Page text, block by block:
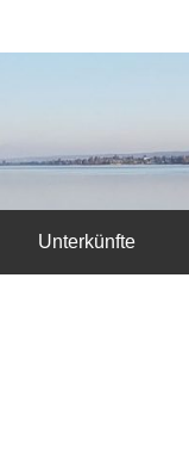
Unterkünfte